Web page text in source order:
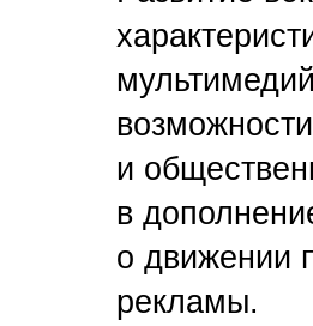
и
в
о движении
рекламы.